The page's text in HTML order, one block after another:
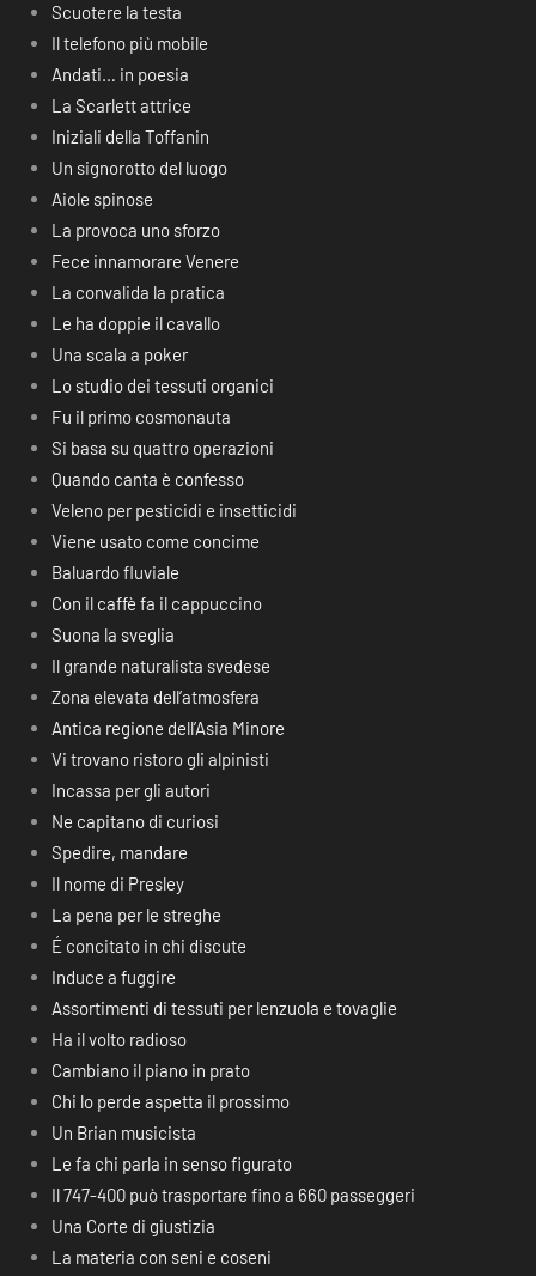
Scuotere la testa
Il telefono più mobile
Andati… in poesia
La Scarlett attrice
Iniziali della Toffanin
Un signorotto del luogo
Aiole spinose
La provoca uno sforzo
Fece innamorare Venere
La convalida la pratica
Le ha doppie il cavallo
Una scala a poker
Lo studio dei tessuti organici
Fu il primo cosmonauta
Si basa su quattro operazioni
Quando canta è confesso
Veleno per pesticidi e insetticidi
Viene usato come concime
Baluardo fluviale
Con il caffè fa il cappuccino
Suona la sveglia
Il grande naturalista svedese
Zona elevata dell’atmosfera
Antica regione dell’Asia Minore
Vi trovano ristoro gli alpinisti
Incassa per gli autori
Ne capitano di curiosi
Spedire, mandare
Il nome di Presley
La pena per le streghe
É concitato in chi discute
Induce a fuggire
Assortimenti di tessuti per lenzuola e tovaglie
Ha il volto radioso
Cambiano il piano in prato
Chi lo perde aspetta il prossimo
Un Brian musicista
Le fa chi parla in senso figurato
Il 747-400 può trasportare fino a 660 passeggeri
Una Corte di giustizia
La materia con seni e coseni